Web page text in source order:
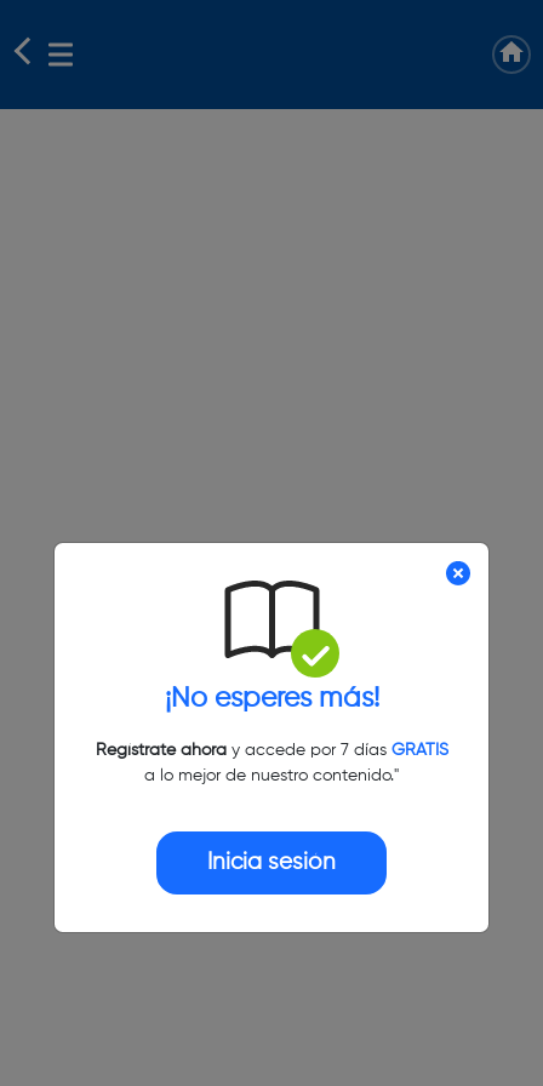
¡No esperes más!
Regístrate ahoray accede por 7 días GRATIS
a lo mejor de nuestro contenido."
Inicia sesión